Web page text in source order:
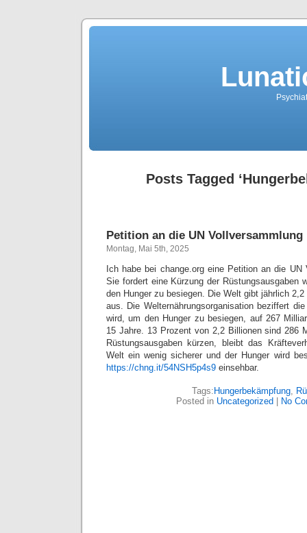
Posts Tagged
Petition an die UN Vollversammlung
Montag, Mai 5th, 2025
Ich habe bei change.org eine Petition an die UN
Sie fordert eine Kürzung der Rüstungsausgaben
den Hunger zu besiegen. Die Welt gibt jährlich
aus. Die Welternährungsorganisation beziffert
wird, um den Hunger zu besiegen, auf 267
15 Jahre. 13 Prozent von 2,2 Billionen sind 286
Rüstungsausgaben kürzen, bleibt das
Welt ein wenig sicherer und der Hunger wird
https://chng.it/54NSH5p4s9 einsehbar.
Tags: Hungerbekämpfung,
Posted in Uncategorized No